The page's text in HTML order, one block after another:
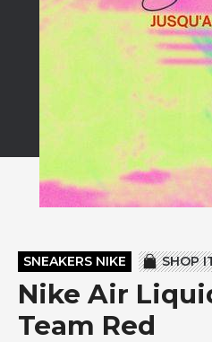
SNEAKERS NIKE SHOP
Nike Air
Team Red